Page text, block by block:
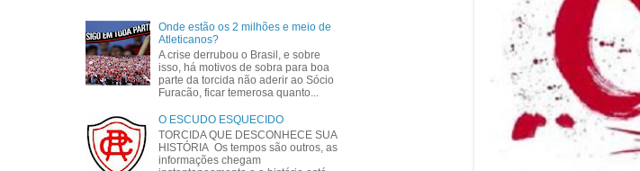
Onde estão os 2 milhões e meio de
Atleticanos?
A crise derrubou o Brasil, e sobre
isso, há motivos de sobra para boa
parte da torcida não aderir ao Sócio
Furacão, ficar temerosa quanto...
O ESCUDO ESQUECIDO
TORCIDA QUE DESCONHECE SUA
HISTÓRIA Os tempos são outros, as
informações chegam